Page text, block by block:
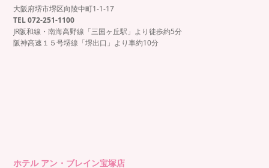
大阪府堺市堺区向陵中町1-1-17
TEL 072-251-1100
JR阪和線・南海高野線「三国ヶ丘駅」より徒歩約5分
阪神高速１５号堺線「堺出口」より車約10分
ホテル アン・ブレイン宝塚店